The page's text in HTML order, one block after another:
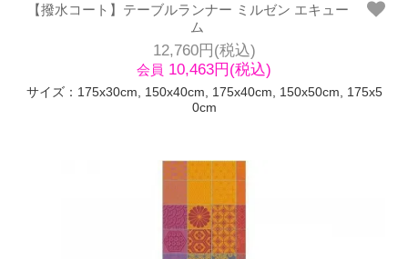
【撥水コート】テーブルランナー ミルゼン エキュー
ム
12,760円(税込)
会員 10,463円(税込)
サイズ：175x30cm, 150x40cm, 175x40cm, 150x50cm, 175x5
0cm